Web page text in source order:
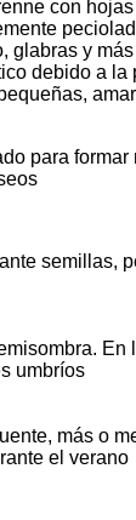
con
glabras y
debido a
para
semillas,
umbríos
más o
el verano